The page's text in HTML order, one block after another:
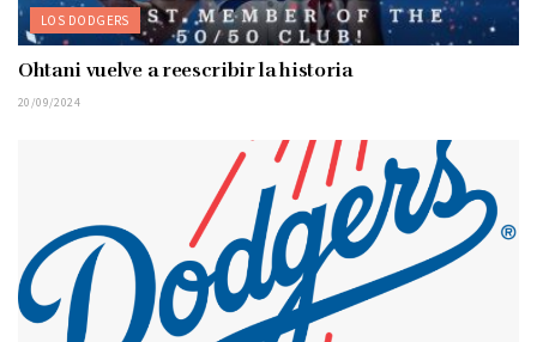
LOS DODGERS
Ohtani vuelve a reescribir la historia
20/09/2024